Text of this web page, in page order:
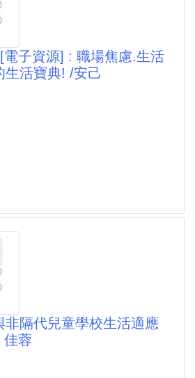
子資源] : 職場焦慮.生活
生活寶典! /安己
非隔代兒童學校生活適應
佳蓉